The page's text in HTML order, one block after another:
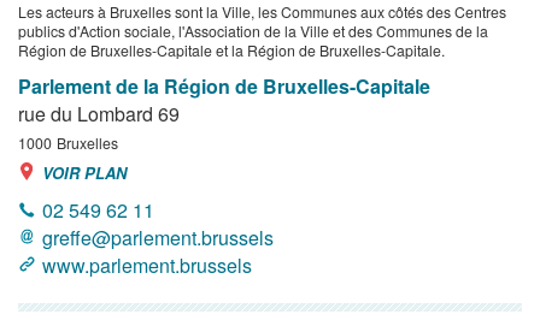
Les acteurs à Bruxelles sont la Ville, les Communes aux côtés des Centres
publics d'Action sociale, l'Association de la Ville et des Communes de la
Région de Bruxelles-Capitale et la Région de Bruxelles-Capitale.
Parlement de la Région de Bruxelles-Capitale
rue du Lombard 69
1000 Bruxelles
VOIR PLAN
02 549 62 11
greffe@parlement.brussels
www.parlement.brussels